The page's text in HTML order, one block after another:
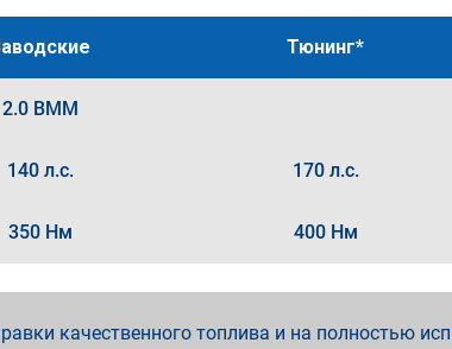
Тюнинг*
2.0 BMM
140 л.с. 170 л.с.
350 Нм 400 Нм
качественного топлива и на полностью